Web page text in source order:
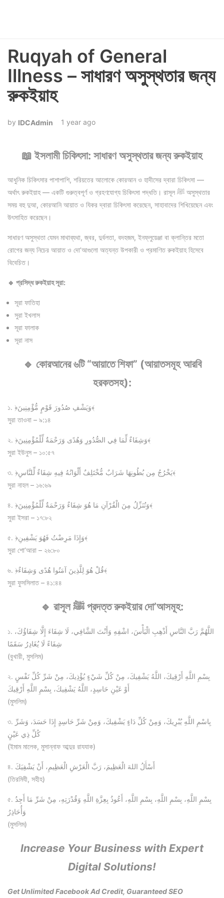
Ruqyah of General
Illness – সাধারণ অসুস্থতার জন্য
রুকইয়াহ
IDCAdmin 1 year ago
📖 ইসলামী চিকিৎসা: সাধারণ অসুস্থতার জন্য রুকইয়াহ
আধুনিক চিকিৎসার পাশাপাশি, শরিয়তের আলোকে কোরআন ও হাদীসের দ্বারা চিকিৎসা —
অর্থাৎ রুকইয়াহ — একটি গুরুত্বপূর্ণ ও গ্রহণযোগ্য চিকিৎসা পদ্ধতি। রাসূল ﷺ অসুস্থতার
সময় বহু দুআ, কোরআনি আয়াত ও যিকর দ্বারা চিকিৎসা করেছেন, সাহাবাদের শিখিয়েছেন এবং
উৎসাহিত করেছেন।
সাধারণ অসুস্থতা যেমন মাথাব্যথা, জ্বর, দুর্বলতা, বদহজম, ইনফ্লুয়েঞ্জা বা ক্লান্তির মতো
রোগের জন্য নিচের আয়াত ও দো’আগুলো অত্যন্ত উপকারী ও প্রমাণিত রুকইয়াহ হিসেবে
বিবেচিত।
🔹 প্রসিদ্ধ রুকইয়াহ সূরা:
সূরা ফাতিহা
সুরা ইখলাস
সূরা ফালাক
সূরা নাস
🔹 কোরআনের ৬টি “আয়াতে শিফা” (আয়াতসমূহ আরবি
হরকতসহ):
১. ﴿وَيَشْفِ صُدُورَ قَوْمٍ مُّؤْمِنِينَ﴾
সুরা তাওবা – ৯:১৪
২. ﴿وَشِفَاءٌ لِّمَا فِي الصُّدُورِ وَهُدًى وَرَحْمَةٌ لِّلْمُؤْمِنِينَ﴾
সুরা ইউনুস – ১০:৫৭
৩. ﴿يَخْرُجُ مِن بُطُونِهَا شَرَابٌ مُّخْتَلِفٌ أَلْوَانُهُ فِيهِ شِفَاءٌ لِّلنَّاسِ﴾
সুরা নাহল – ১৬:৬৯
৪. ﴿وَنُنَزِّلُ مِنَ الْقُرْآنِ مَا هُوَ شِفَاءٌ وَرَحْمَةٌ لِّلْمُؤْمِنِينَ﴾
সুরা ইসরা – ১৭:৮২
৫. ﴿وَإِذَا مَرِضْتُ فَهُوَ يَشْفِينِ﴾
সুরা শো’আরা – ২৬:৮০
৬. ﴿قُلْ هُوَ لِلَّذِينَ آمَنُوا هُدًى وَشِفَاءٌ﴾
সুরা ফুসসিলাত – ৪১:৪৪
🔹 রাসূল ﷺ প্রদত্ত রুকইয়ার দো’আসমূহ:
১. اللَّهُمَّ رَبَّ النَّاسِ أَذْهِبِ الْبَأْسَ، اشْفِهِ وَأَنْتَ الشَّافِي، لَا شِفَاءَ إِلَّا شِفَاؤُكَ،
شِفَاءً لَا يُغَادِرُ سَقَمًا
(বুখারী, মুসলিম)
২. بِسْمِ اللَّهِ أَرْقِيكَ، اللَّهُ يَشْفِيكَ، مِنْ كُلِّ شَيْءٍ يُؤْذِيكَ، مِنْ شَرِّ كُلِّ نَفْسٍ
أَوْ عَيْنِ حَاسِدٍ، اللَّهُ يَشْفِيكَ، بِسْمِ اللَّهِ أَرْقِيكَ
(মুসলিম)
৩. بِاسْمِ اللَّهِ يُبْرِيكَ، وَمِنْ كُلِّ دَاءٍ يَشْفِيكَ، وَمِنْ شَرِّ حَاسِدٍ إِذَا حَسَدَ، وَشَرِّ
كُلِّ ذِي عَيْنٍ
(ইমাম মালেক, মুসান্নাফ আব্দুর রাযযাক)
৪. أَسْأَلُ اللهَ الْعَظِيمَ، رَبَّ الْعَرْشِ الْعَظِيمِ، أَنْ يَشْفِيَكَ
(তিরমিযী, সহীহ)
৫. بِسْمِ اللَّهِ، بِسْمِ اللَّهِ، بِسْمِ اللَّهِ، أَعُوذُ بِعِزَّةِ اللَّهِ وَقُدْرَتِهِ، مِنْ شَرِّ مَا أَجِدُ
وَأُحَاذِرُ
(মুসলিম)
Increase Your Business with Expert
Digital Solutions!
Get Unlimited Facebook Ad Credit, Guaranteed SEO